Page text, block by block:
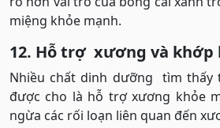
miệng khỏe mạnh.
12. Hỗ trợ xương và khớp
Nhiều chất dinh dưỡng tìm thấy
được cho là hỗ trợ xương khỏe
ngừa các rối loạn liên quan đến